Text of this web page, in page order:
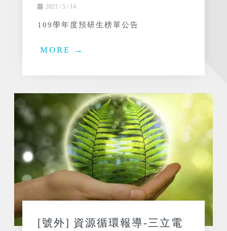
2021 / 5 / 14
109學年度預研生榜單公告
MORE →
[號外] 資源循環報導-三立電